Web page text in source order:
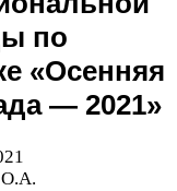
по
«Осенняя
— 2021»
О.А.